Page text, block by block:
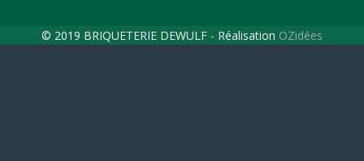
© 2019 BRIQUETERIE DEWULF - Réalisation OZidées